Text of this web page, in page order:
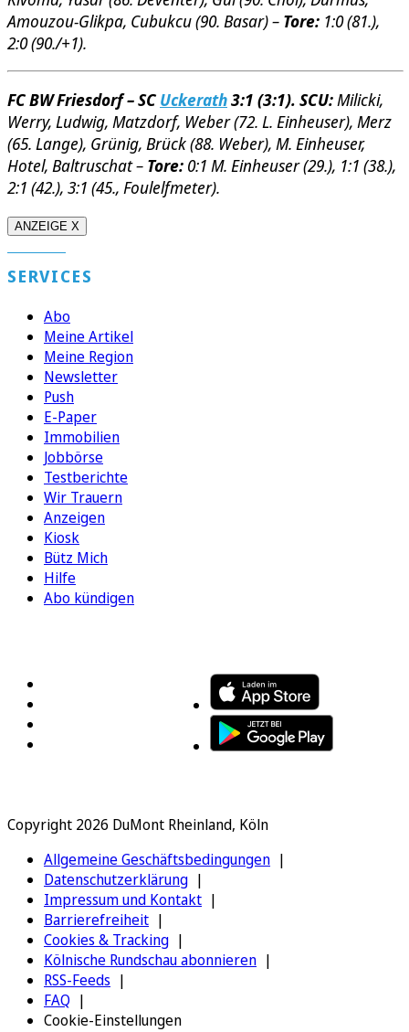
Amouzou-Glikpa, Cubukcu (90. Basar) – Tore: 1:0 (81.),
2:0 (90./+1).
FC BW Friesdorf – SC Uckerath3:1 (3:1). SCU:Milicki,
Werry, Ludwig, Matzdorf, Weber (72. L. Einheuser), Merz
(65. Lange), Grünig, Brück (88. Weber), M. Einheuser,
Hotel, Baltruschat – Tore: 0:1 M. Einheuser (29.), 1:1 (38.),
2:1 (42.), 3:1 (45., Foulelfmeter).
ANZEIGE X
SERVICES
Abo
Meine Artikel
Meine Region
Newsletter
Push
E-Paper
Immobilien
Jobbörse
Testberichte
Wir Trauern
Anzeigen
Kiosk
Bütz Mich
Hilfe
Abo kündigen
Copyright 2026 DuMont Rheinland, Köln
Allgemeine Geschäftsbedingungen
Datenschutzerklärung
Impressum und Kontakt
Barrierefreiheit
Cookies & Tracking
Kölnische Rundschau abonnieren
RSS-Feeds
FAQ
Cookie-Einstellungen